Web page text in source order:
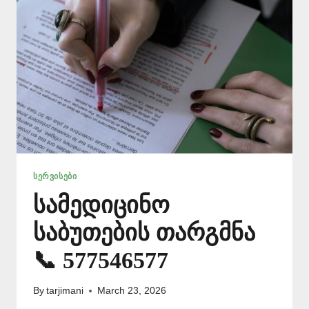
ᲡᲔᲠᲕᲘᲡᲔᲑᲘ
სამედიცინო
საბუთების თარგმნა
📞 577546577
By tarjimani March 23, 2026